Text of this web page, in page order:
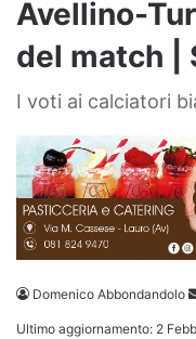
Avellino-
del match |
I voti ai calciatori
Domenico Abbondandolo
Ultimo aggiornamento: 2